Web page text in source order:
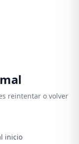
reintentar o volver
inicio